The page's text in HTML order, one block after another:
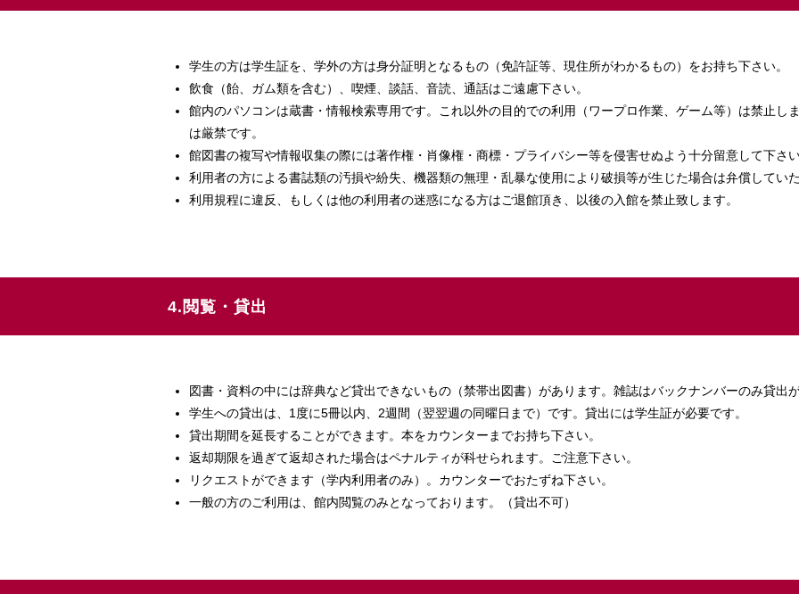
学生の方は学生証を、学外の方は身分証明となるもの（免許証等、現住所がわかるもの）をお持ち下さい。
飲食（飴、ガム類を含む）、喫煙、談話、音読、通話はご遠慮下さい。
館内のパソコンは蔵書・情報検索専用です。これ以外の目的での利用（ワープロ作業、ゲーム等）は禁止し
は厳禁です。
館図書の複写や情報収集の際には著作権・肖像権・商標・プライバシー等を侵害せぬよう十分留意して下さい
利用者の方による書誌類の汚損や紛失、機器類の無理・乱暴な使用により破損等が生じた場合は弁償していた
利用規程に違反、もしくは他の利用者の迷惑になる方はご退館頂き、以後の入館を禁止致します。
4.閲覧・貸出
図書・資料の中には辞典など貸出できないもの（禁帯出図書）があります。雑誌はバックナンバーのみ貸出が
学生への貸出は、1度に5冊以内、2週間（翌翌週の同曜日まで）です。貸出には学生証が必要です。
貸出期間を延長することができます。本をカウンターまでお持ち下さい。
返却期限を過ぎて返却された場合はペナルティが科せられます。ご注意下さい。
リクエストができます（学内利用者のみ）。カウンターでおたずね下さい。
一般の方のご利用は、館内閲覧のみとなっております。（貸出不可）